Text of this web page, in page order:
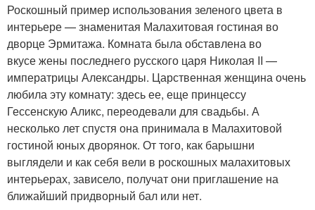
Роскошный пример использования зеленого цвета в
интерьере — знаменитая Малахитовая гостиная во
дворце Эрмитажа. Комната была обставлена во
вкусе жены последнего русского царя Николая II —
императрицы Александры. Царственная женщина очень
любила эту комнату: здесь ее, еще принцессу
Гессенскую Аликс, переодевали для свадьбы. А
несколько лет спустя она принимала в Малахитовой
гостиной юных дворянок. От того, как барышни
выглядели и как себя вели в роскошных малахитовых
интерьерах, зависело, получат они приглашение на
ближайший придворный бал или нет.